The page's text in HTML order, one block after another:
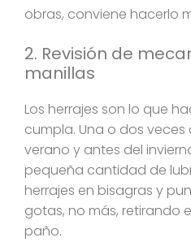
obras, conviene hacerlo
2. Revisión de
manillas
Los herrajes son lo que
cumpla. Una o dos
verano y antes del
pequeña cantidad de
herrajes en bisagras y
gotas, no más, retirando
paño.